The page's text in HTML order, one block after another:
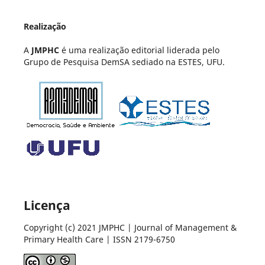
Realização
A JMPHCé uma realização editorial liderada pelo
Grupo de Pesquisa DemSA sediado na ESTES, UFU.
Licença
Copyright (c) 2021 JMPHC | Journal of Management &
Primary Health Care | ISSN 2179-6750